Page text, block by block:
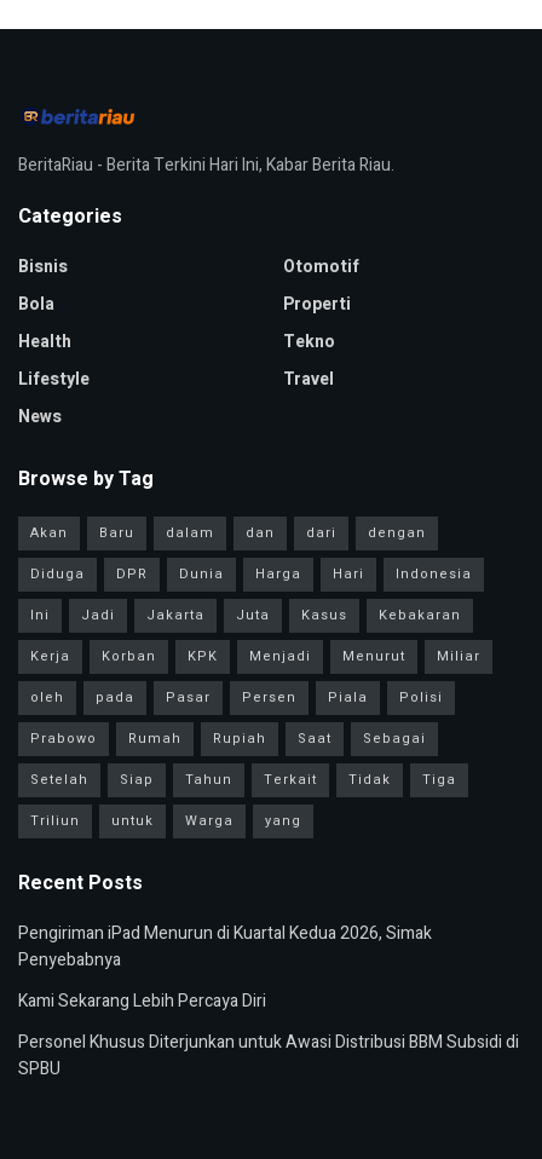
BeritaRiau - Berita Terkini Hari Ini, Kabar Berita Riau.
Categories
Bisnis
Bola
Health
Lifestyle
News
Otomotif
Properti
Tekno
Travel
Browse by Tag
Akan Baru dalam dan dari
dengan
Diduga
DPR Dunia Harga Hari
Indonesia
Ini
Jadi Jakarta Juta Kasus
Kebakaran
Kerja
Korban KPK Menjadi Menurut
Miliar
oleh
pada Pasar Persen Piala
Polisi
Prabowo
Rumah Rupiah Saat
Sebagai
Setelah
Siap Tahun Terkait Tidak
Tiga
Triliun
untuk Warga yang
Recent Posts
Pengiriman iPad Menurun di Kuartal Kedua 2026, Simak
Penyebabnya
Kami Sekarang Lebih Percaya Diri
Personel Khusus Diterjunkan untuk Awasi Distribusi BBM Subsidi di
SPBU